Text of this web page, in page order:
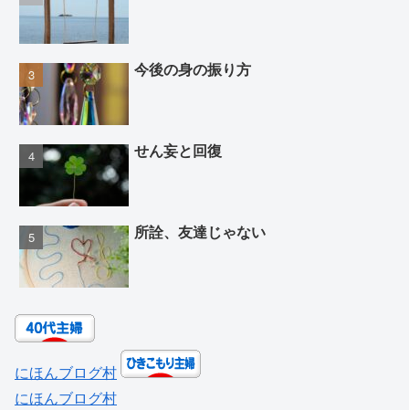
今後の身の振り方
せん妄と回復
所詮、友達じゃない
にほんブログ村
にほんブログ村